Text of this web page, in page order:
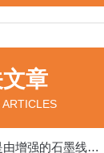
章
ARTICLES
石墨盘根主要是由增强的石墨线为原料精工编织而得